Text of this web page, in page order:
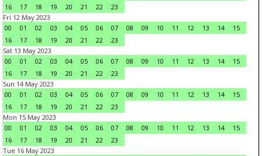
16
17 18 19 20 21 22
23
Fri 12 May 2023
00
01 02 03 04 05 06 07 08 09 10 11 12 13 14
15
16
17 18 19 20 21 22
23
Sat 13 May 2023
00
01 02 03 04 05 06 07 08 09 10 11 12 13 14
15
16
17 18 19 20 21 22
23
Sun 14 May 2023
00
01 02 03 04 05 06 07 08 09 10 11 12 13 14
15
16
17 18 19 20 21 22
23
Mon 15 May 2023
00
01 02 03 04 05 06 07 08 09 10 11 12 13 14
15
16
17 18 19 20 21 22
23
Tue 16 May 2023